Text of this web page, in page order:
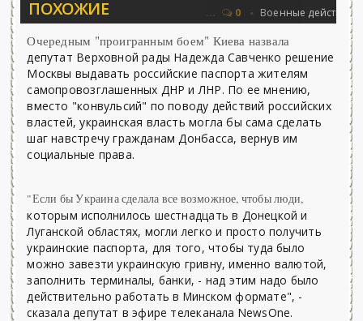
ПОХОЖИЕ
25.06.2026 - «Новости»... 0 Военные действия
Очередным "проигранным боем" Киева назвала
депутат Верховной рады Надежда Савченко решение
Москвы выдавать российские паспорта жителям
самопровозглашенных ДНР и ЛНР. По ее мнению,
вместо "конвульсий" по поводу действий российских
властей, украинская власть могла бы сама сделать
шаг навстречу гражданам Донбасса, вернув им
социальные права.
"Если бы Украина сделала все возможное, чтобы люди,
которым исполнилось шестнадцать в Донецкой и
Луганской областях, могли легко и просто получить
украинские паспорта, для того, чтобы туда было
можно завезти украинскую гривну, именно валютой,
заполнить терминалы, банки, - над этим надо было
действительно работать в Минском формате", -
сказала депутат в эфире телеканала NewsOne.